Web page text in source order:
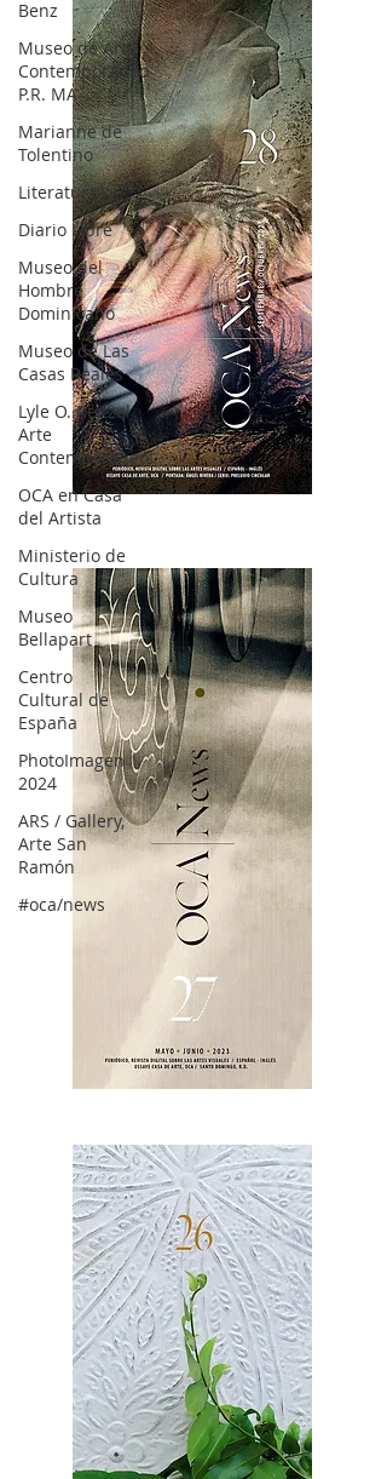
Benz
Museo de Arte
Contemporáneo
P.R. MA
Marianne de
Tolentino
Literatura
Diario Libre
Museo del
Hombre
Dominicano
Museo de Las
Casas Reales
Lyle O. Reitzel
Arte
Contemporáneo
OCA en Casa
del Artista
Ministerio de
Cultura
Museo
Bellapart
Centro
Cultural de
España
PhotoImagen
2024
ARS / Gallery,
Arte San
Ramón
#oca/news
OCA|News 28 / Julio-Agosto-Septiembre, 2023